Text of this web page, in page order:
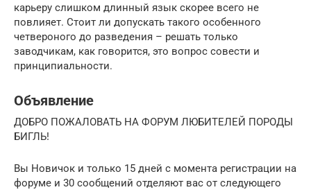
карьеру слишком длинный язык скорее всего не
повлияет. Стоит ли допускать такого особенного
четвероного до разведения – решать только
заводчикам, как говорится, это вопрос совести и
принципиальности.
Объявление
ДОБРО ПОЖАЛОВАТЬ НА ФОРУМ ЛЮБИТЕЛЕЙ ПОРОДЫ
БИГЛЬ!
Вы Новичок и только 15 дней с момента регистрации на
форуме и 30 сообщений отделяют вас от следующего